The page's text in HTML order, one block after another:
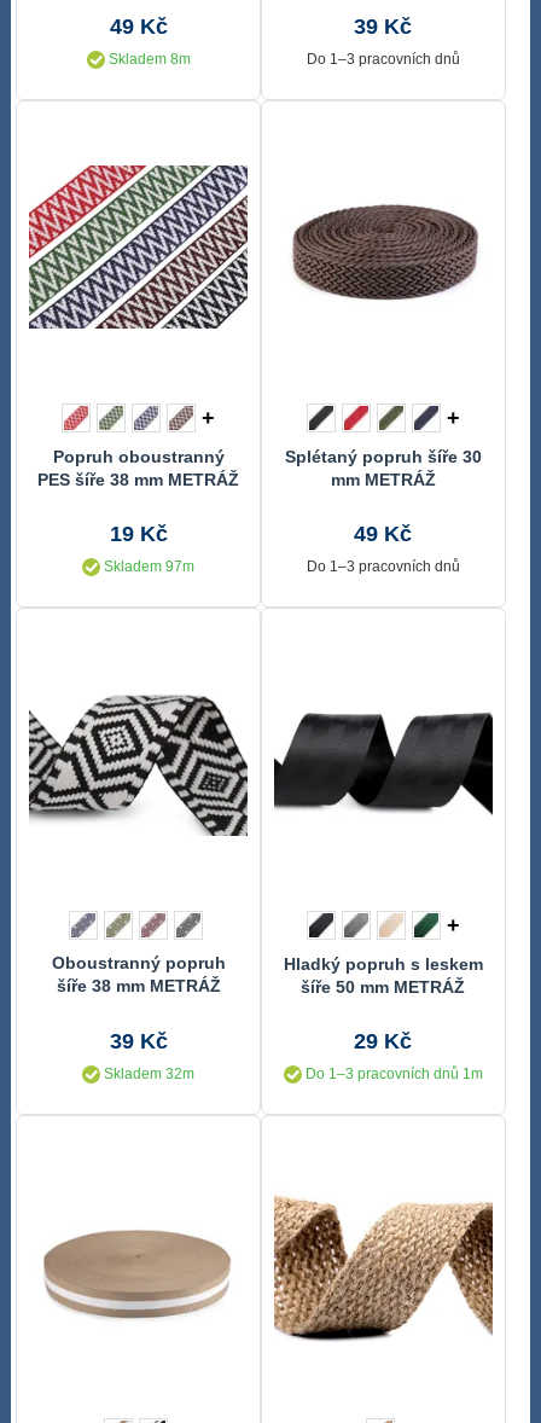
49 Kč
Skladem 8m
39 Kč
Do 1–3 pracovních dnů
+
Popruh oboustranný
PES šíře 38 mm METRÁŽ
19 Kč
Skladem 97m
+
Splétaný popruh šíře 30
mm METRÁŽ
49 Kč
Do 1–3 pracovních dnů
Oboustranný popruh
šíře 38 mm METRÁŽ
39 Kč
Skladem 32m
+
Hladký popruh s leskem
šíře 50 mm METRÁŽ
29 Kč
Do 1–3 pracovních dnů 1m